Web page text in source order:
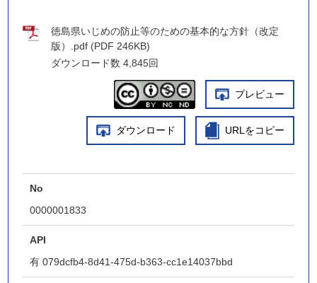
徳島県いじめの防止等のための基本的な方針（改定
版）.pdf (PDF 246KB)
ダウンロード数 4,845回
プレビュー
ダウンロード URLをコピー
No
0000001833
API
有 079dcfb4-8d41-475d-b363-cc1e14037bbd